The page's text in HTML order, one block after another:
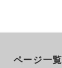
ページ一覧